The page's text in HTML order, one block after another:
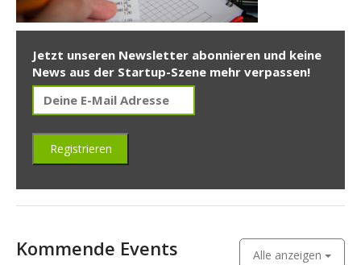
Jetzt unseren Newsletter abonnieren und keine
News aus der Startup-Szene mehr verpassen!
Kommende Events Alle anzeigen